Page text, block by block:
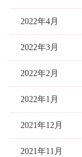
2022年4月
2022年3月
2022年2月
2022年1月
2021年12月
2021年11月